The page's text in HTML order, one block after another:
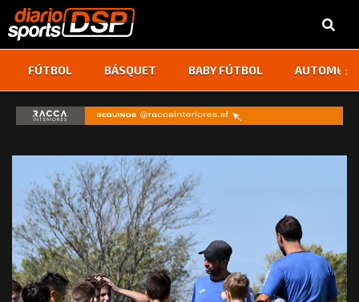
FÚTBOL BÁSQUET BABY FÚTBOL ‹ ›